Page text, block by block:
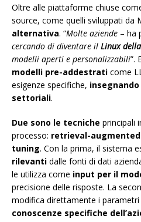
Oltre alle piattaforme chiuse
source, come quelli sviluppati da
alternativa. “Molte aziende – ha
cercando di diventare il Linux
modelli aperti e personalizzabili”.
modelli pre-addestrati come
esigenze specifiche,
settoriali.
Due sono le tecniche principali
processo: retrieval-
tuning. Con la prima, il sistema
rilevanti dalle fonti di dati
le utilizza come input per il
precisione delle risposte. La
modifica direttamente i
conoscenze specifiche